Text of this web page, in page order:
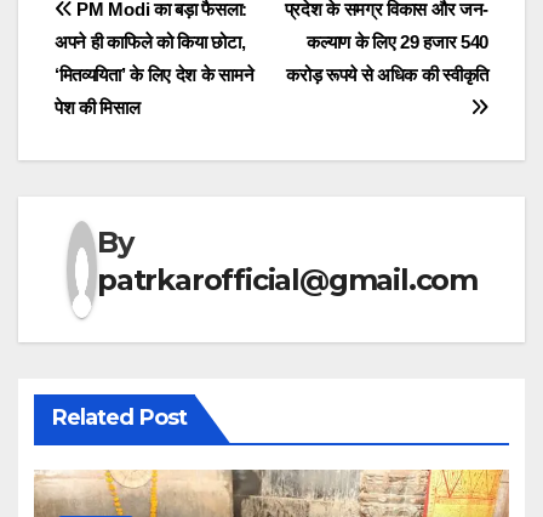
Post
navigation
प्रदेश के समग्र विकास और जन-
कल्याण के लिए 29 हजार 540
करोड़ रूपये से अधिक की स्वीकृति
PM Modi का बड़ा फैसला:
अपने ही काफिले को किया छोटा,
‘मितव्ययिता’ के लिए देश के सामने
पेश की मिसाल
By
patrkarofficial@gmail.com
Related Post